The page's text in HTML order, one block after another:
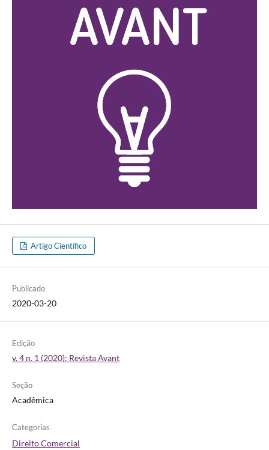
Artigo Científico
Publicado
2020-03-20
Edição
v. 4 n. 1 (2020): Revista Avant
Seção
Acadêmica
Categorias
Direito Comercial